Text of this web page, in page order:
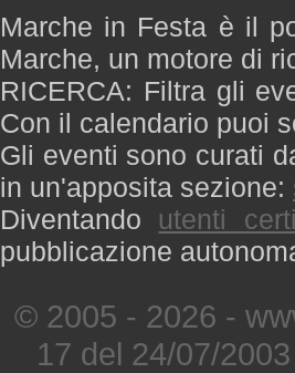
Marche in Festa è il
Marche, un motore di
RICERCA: Filtra gli
Con il calendario puoi
Gli eventi sono curati
in un'apposita sezione:
Diventando utenti
pubblicazione
© 2005 - 2026 -
17 del 24/07/